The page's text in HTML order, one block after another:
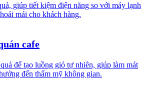
giúp tiết kiệm điện năng so với máy lạnh
mái cho khách hàng.
cafe
để tạo luồng gió tự nhiên, giúp làm mát
đến thẩm mỹ không gian.